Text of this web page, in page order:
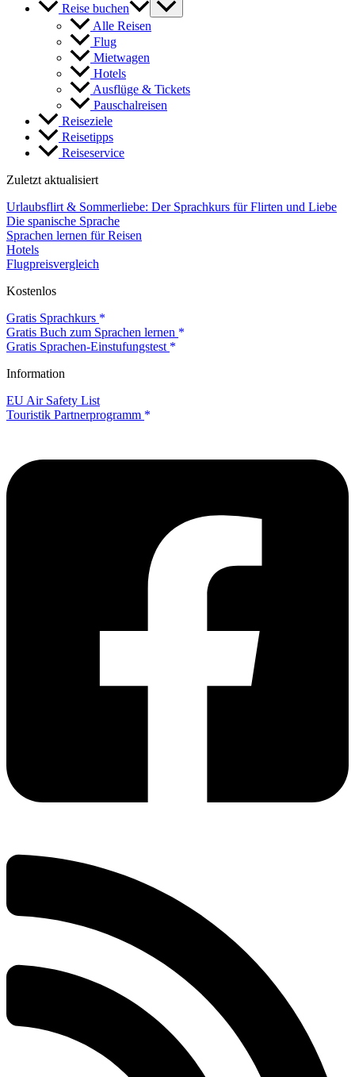
Reise buchen
Alle Reisen
Flug
Mietwagen
Hotels
Ausflüge & Tickets
Pauschalreisen
Reiseziele
Reisetipps
Reiseservice
Zuletzt aktualisiert
Urlaubsflirt & Sommerliebe: Der Sprachkurs für Flirten und Liebe
Die spanische Sprache
Sprachen lernen für Reisen
Hotels
Flugpreisvergleich
Kostenlos
Gratis Sprachkurs
Gratis Buch zum Sprachen lernen
Gratis Sprachen-Einstufungstest
Information
EU Air Safety List
Touristik Partnerprogramm